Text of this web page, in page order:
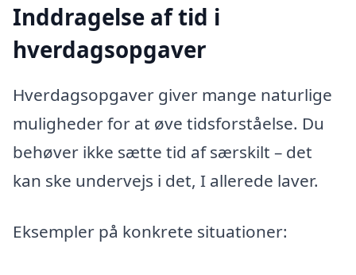
Inddragelse af tid i
hverdagsopgaver
Hverdagsopgaver giver mange naturlige
muligheder for at øve tidsforståelse. Du
behøver ikke sætte tid af særskilt – det
kan ske undervejs i det, I allerede laver.
Eksempler på konkrete situationer: